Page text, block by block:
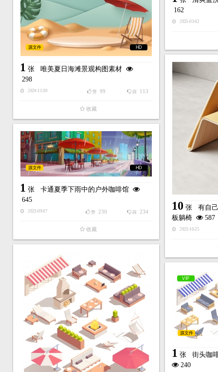
162
2025-03-02
HD
源文件
1 张 唯美夏日海滩景观构图素材
298
2024-11-30 踩 113
赞 99
收藏
10 张 有自
板躺椅
587
2023-10-25
HD
源文件
1 张 卡通夏季下雨中的户外咖啡馆
645
2023-09-07 踩 234
赞 230
收藏
VIP
源文件
1 张 街头咖
240